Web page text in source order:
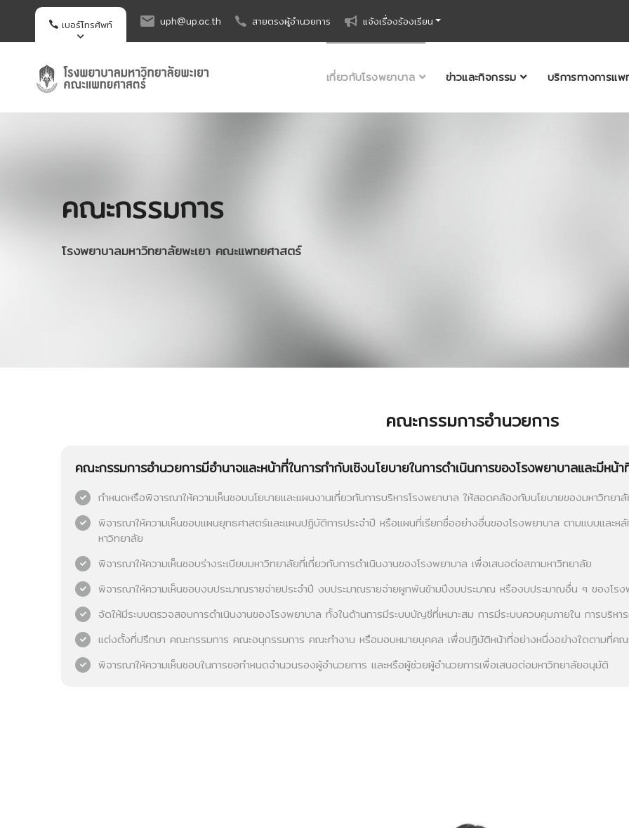
เบอร์โทรศัพท์ uph@up.ac.th สายตรงผู้อำนวยการ แจ้งเรื่องร้องเรียน
เกี่ยวกับโรงพยาบาล ข่าวและกิจกรรม บริการทางการแ
คณะกรรมการ
โรงพยาบาลมหาวิทยาลัยพะเยา คณะแพทยศาสตร์
คณะกรรมการอำนวยการ
คณะกรรมการอำนวยการมีอำนาจและหน้าที่ในการกำกับเชิงนโยบายในการดำเนินการของโรงพยาบาลและมีหน้
กำหนดหรือพิจารณาให้ความเห็นชอบนโยบายและแผนงานเกี่ยวกับการบริหารโรงพยาบาล ให้สอดคล้องกับนโยบายของมหาวิทยา
พิจารณาให้ความเห็นชอบแผนยุทธศาสตร์และแผนปฏิบัติการประจำปี หรือแผนที่เรียกชื่ออย่างอื่นของโรงพยาบาล ตามแบบและ
หาวิทยาลัย
พิจารณาให้ความเห็นชอบร่างระเบียบมหาวิทยาลัยที่เกี่ยวกับการดำเนินงานของโรงพยาบาล เพื่อเสนอต่อสภามหาวิทยาลัย
พิจารณาให้ความเห็นชอบงบประมาณรายจ่ายประจำปี งบประมาณรายจ่ายผูกพันข้ามปีงบประมาณ หรืองบประมาณอื่น ๆ ของโร
จัดให้มีระบบตรวจสอบการดำเนินงานของโรงพยาบาล ทั้งในด้านการมีระบบบัญชีที่เหมาะสม การมีระบบควบคุมภายใน การบริหา
แต่งตั้งที่ปรึกษา คณะกรรมการ คณะอนุกรรมการ คณะทำงาน หรือมอบหมายบุคคล เพื่อปฏิบัติหน้าที่อย่างหนึ่งอย่างใดตามที่คณ
พิจารณาให้ความเห็นชอบในการขอกำหนดจำนวนรองผู้อำนวยการ และหรือผู้ช่วยผู้อำนวยการเพื่อเสนอต่อมหาวิทยาลัยอนุมัติ